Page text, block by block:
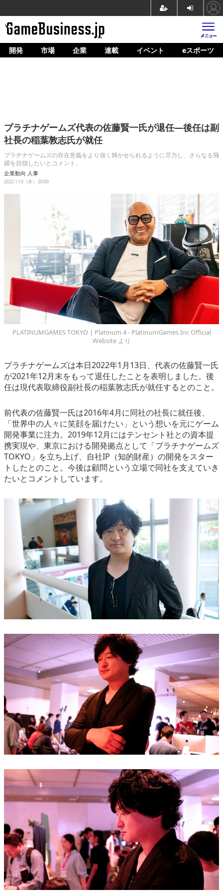
ホーム
企業動向
人材育成
産業政策
連載
イベント/セミナー
開発 市場 企業 連載 イベント eスポーツ
プラチナゲームズ代表の佐藤賢一氏が退任―後任は副
社長の稲葉敦志氏が就任
プラチナゲームズの存在意義をより強く輝かせられるように尽力し、さらなる飛
躍を目指したいとコメント。
企業動向 人事
2022.1.13（木） 20:00
PLATINUMGAMES TOKYO | Platinum 4 - PlatinumGames Inc Official
Website より
プラチナゲームズは本日2022年1月13日、代表の佐藤賢一氏
が2021年12月末をもって退任したことを表明しました。後
任は現代表取締役副社長の稲葉敦志氏が就任するとのこと。
前代表の佐藤賢一氏は2016年4月に同社の社長に就任後、
「世界中の人々に笑顔を届けたい」という想いを元にゲーム
開発事業に注力。2019年12月にはテンセント社との資本提
携実現や、東京における開発拠点として「プラチナゲームズ
TOKYO」を立ち上げ、自社IP（知的財産）の開発をスター
トしたとのこと。今後は顧問という立場で同社を支えていき
たいとコメントしています。